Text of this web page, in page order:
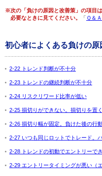
※次の「負けの原因と改善策」の項目は
必要なときに見てください。
「 Ｑ＆Ａ
初心者によくある負けの原
2-22 トレンド判断が不十分
2-23 トレンドの継続判断が不十分
2-24 リスクリワード比率が低い
2-25 損切りができない。損切りを置
2-26 損切り幅が固定。負けた後の行
2-27 いつも同じロットでトレード。
2-28 トレンドの初動でエントリーで
2-29 エントリータイミングが悪い（